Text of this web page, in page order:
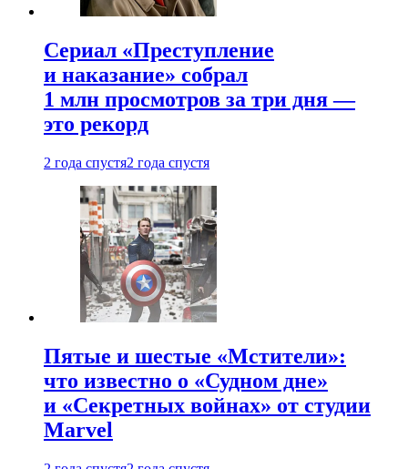
Сериал «Преступление
и наказание» собрал
1 млн просмотров за три дня —
это рекорд
2 года спустя2 года спустя
Пятые и шестые «Мстители»:
что известно о «Судном дне»
и «Секретных войнах» от студии
Marvel